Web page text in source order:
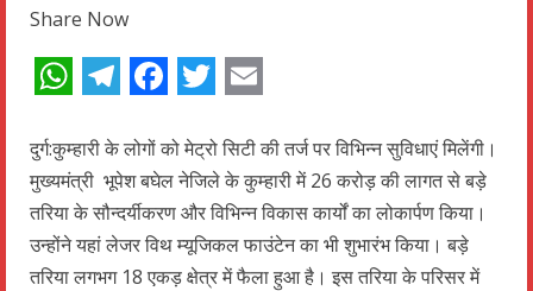
Share Now
दुर्ग:कुम्हारी के लोगों को मेट्रो सिटी की तर्ज पर विभिन्न सुविधाएं मिलेंगी।
मुख्यमंत्री भूपेश बघेल नेजिले के कुम्हारी में 26 करोड़ की लागत से बड़े
तरिया के सौन्दर्यीकरण और विभिन्न विकास कार्यों का लोकार्पण किया।
उन्होंने यहां लेजर विथ म्यूजिकल फाउंटेन का भी शुभारंभ किया। बड़े
तरिया लगभग 18 एकड़ क्षेत्र में फैला हुआ है। इस तरिया के परिसर में